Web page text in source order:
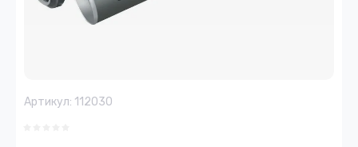
Артикул: 112030